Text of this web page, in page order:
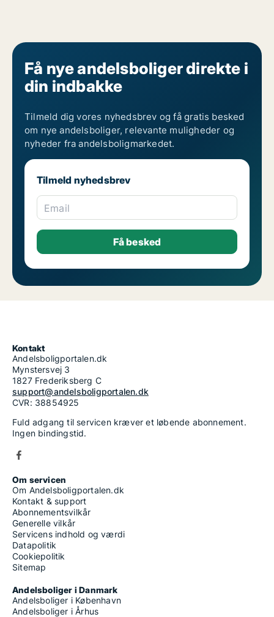
Få nye andelsboliger direkte i
din indbakke
Tilmeld dig vores nyhedsbrev og få gratis besked
om nye andelsboliger, relevante muligheder og
nyheder fra andelsboligmarkedet.
Tilmeld nyhedsbrev
Email
Kontakt
Andelsboligportalen.dk
Mynstersvej 3
1827 Frederiksberg C
support@andelsboligportalen.dk
CVR: 38854925
Fuld adgang til servicen kræver et løbende abonnement.
Ingen bindingstid.
Om servicen
Om Andelsboligportalen.dk
Kontakt & support
Abonnementsvilkår
Generelle vilkår
Servicens indhold og værdi
Datapolitik
Cookiepolitik
Sitemap
Andelsboliger i Danmark
Andelsboliger i København
Andelsboliger i Århus